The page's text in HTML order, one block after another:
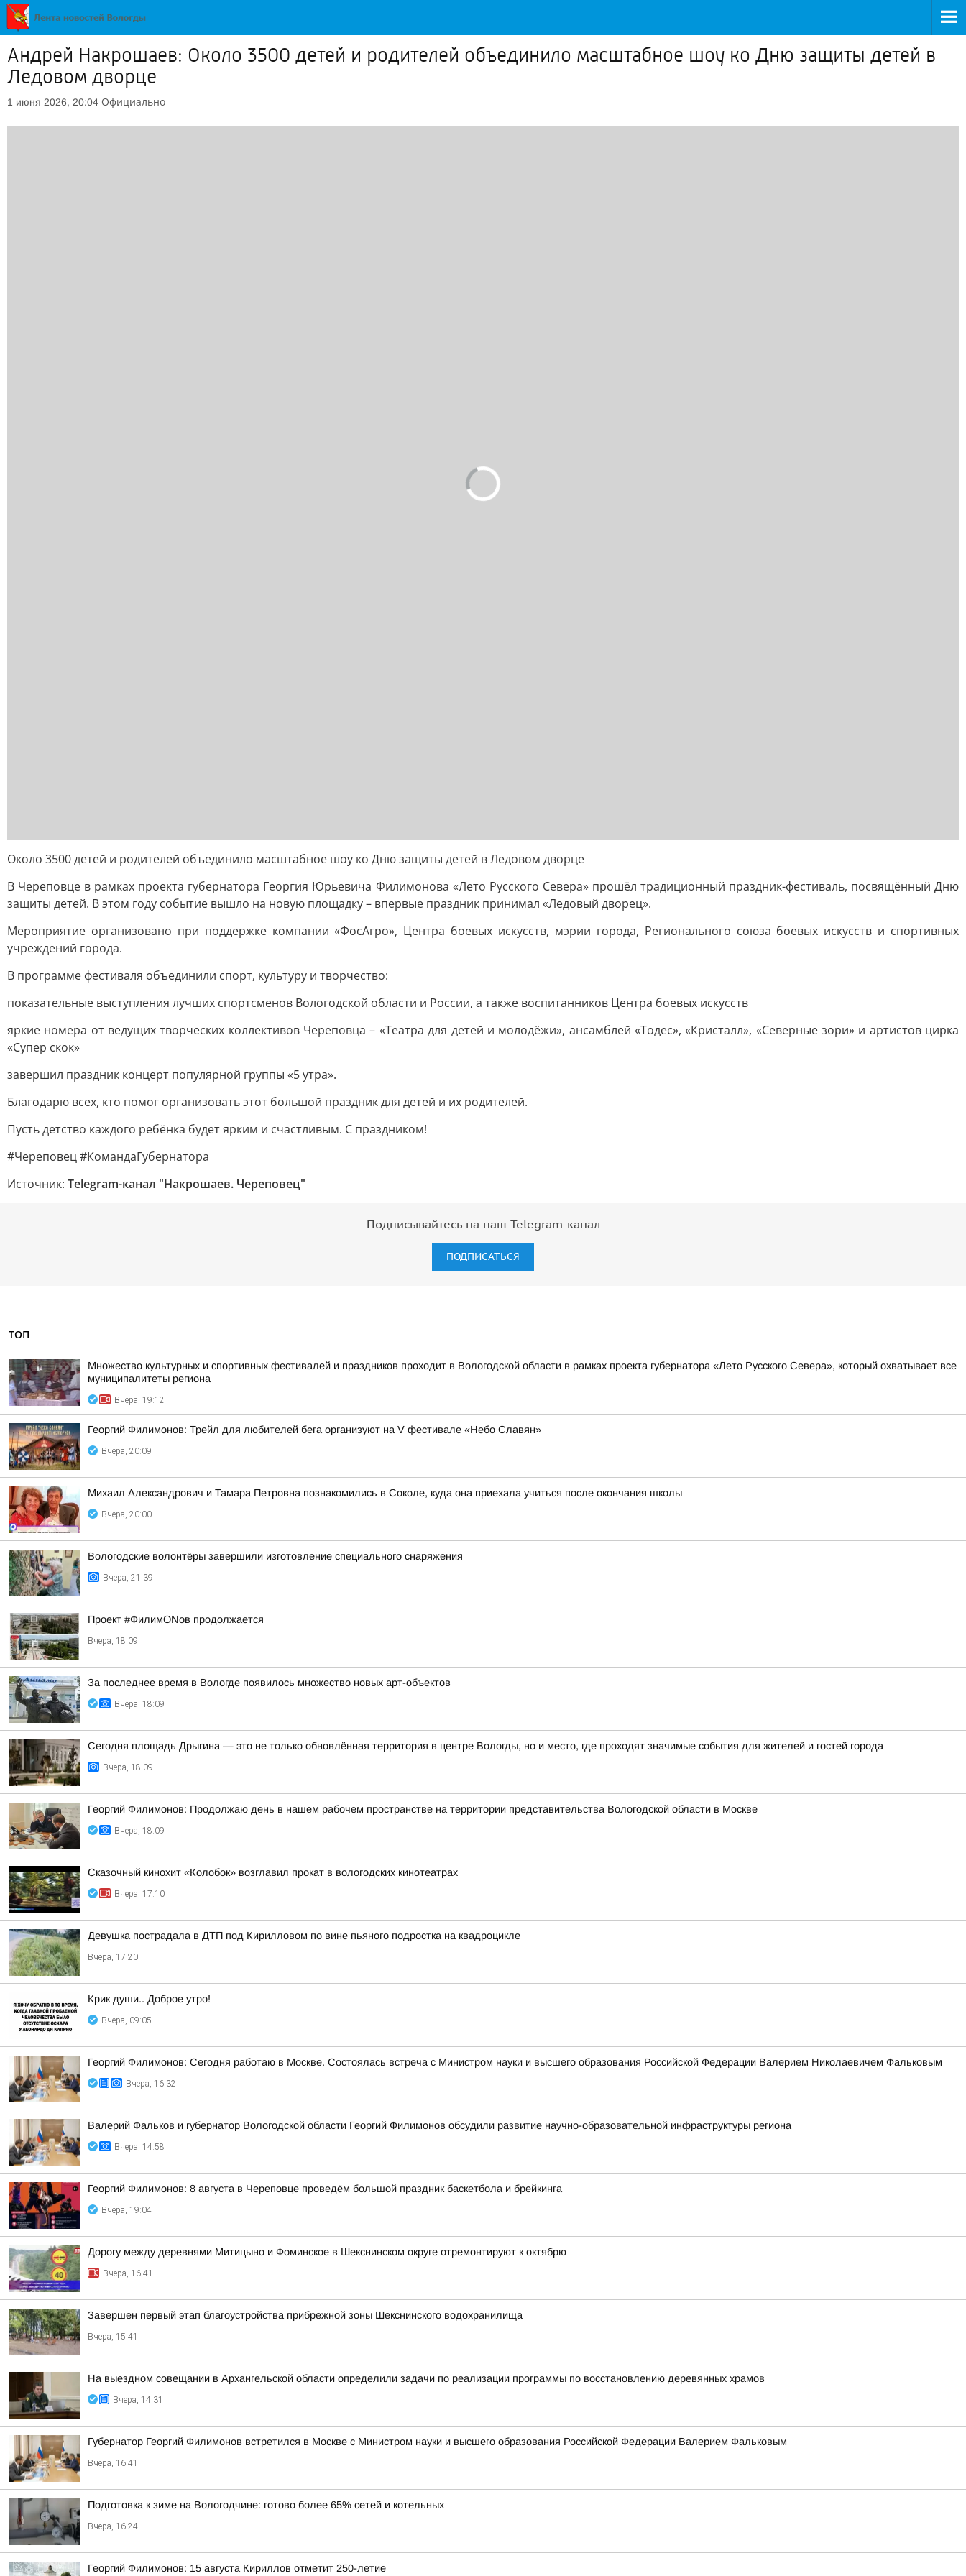
Андрей Накрошаев: Около 3500 детей и родителей объединило масштабное шоу ко Дню защиты детей в
Ледовом дворце
1 июня 2026, 20:04 Официально
Около 3500 детей и родителей объединило масштабное шоу ко Дню защиты детей в Ледовом дворце
В Череповце в рамках проекта губернатора Георгия Юрьевича Филимонова «Лето Русского Севера» прошёл традиционный праздник-фестиваль, посвящённый Дню
защиты детей. В этом году событие вышло на новую площадку – впервые праздник принимал «Ледовый дворец».
Мероприятие организовано при поддержке компании «ФосАгро», Центра боевых искусств, мэрии города, Регионального союза боевых искусств и спортивных
учреждений города.
В программе фестиваля объединили спорт, культуру и творчество:
показательные выступления лучших спортсменов Вологодской области и России, а также воспитанников Центра боевых искусств
яркие номера от ведущих творческих коллективов Череповца – «Театра для детей и молодёжи», ансамблей «Тодес», «Кристалл», «Северные зори» и артистов цирка
«Супер скок»
завершил праздник концерт популярной группы «5 утра».
Благодарю всех, кто помог организовать этот большой праздник для детей и их родителей.
Пусть детство каждого ребёнка будет ярким и счастливым. С праздником!
#Череповец #КомандаГубернатора
Источник: Telegram-канал "Накрошаев. Череповец"
Подписывайтесь на наш Telegram-канал
ПОДПИСАТЬСЯ
ТОП
Множество культурных и спортивных фестивалей и праздников проходит в Вологодской области в рамках проекта губернатора «Лето Русского Севера», который охватывает все
муниципалитеты региона
Вчера, 19:12
Георгий Филимонов: Трейл для любителей бега организуют на V фестивале «Небо Славян»
Вчера, 20:09
Михаил Александрович и Тамара Петровна познакомились в Соколе, куда она приехала учиться после окончания школы
Вчера, 20:00
Вологодские волонтёры завершили изготовление специального снаряжения
Вчера, 21:39
Проект #ФилимONов продолжается
Вчера, 18:09
За последнее время в Вологде появилось множество новых арт-объектов
Вчера, 18:09
Сегодня площадь Дрыгина — это не только обновлённая территория в центре Вологды, но и место, где проходят значимые события для жителей и гостей города
Вчера, 18:09
Георгий Филимонов: Продолжаю день в нашем рабочем пространстве на территории представительства Вологодской области в Москве
Вчера, 18:09
Сказочный кинохит «Колобок» возглавил прокат в вологодских кинотеатрах
Вчера, 17:10
Девушка пострадала в ДТП под Кирилловом по вине пьяного подростка на квадроцикле
Вчера, 17:20
Крик души.. Доброе утро!
Вчера, 09:05
Георгий Филимонов: Сегодня работаю в Москве. Состоялась встреча с Министром науки и высшего образования Российской Федерации Валерием Николаевичем Фальковым
Вчера, 16:32
Валерий Фальков и губернатор Вологодской области Георгий Филимонов обсудили развитие научно-образовательной инфраструктуры региона
Вчера, 14:58
Георгий Филимонов: 8 августа в Череповце проведём большой праздник баскетбола и брейкинга
Вчера, 19:04
Дорогу между деревнями Митицыно и Фоминское в Шекснинском округе отремонтируют к октябрю
Вчера, 16:41
Завершен первый этап благоустройства прибрежной зоны Шекснинского водохранилища
Вчера, 15:41
На выездном совещании в Архангельской области определили задачи по реализации программы по восстановлению деревянных храмов
Вчера, 14:31
Губернатор Георгий Филимонов встретился в Москве с Министром науки и высшего образования Российской Федерации Валерием Фальковым
Вчера, 16:41
Подготовка к зиме на Вологодчине: готово более 65% сетей и котельных
Вчера, 16:24
Георгий Филимонов: 15 августа Кириллов отметит 250-летие